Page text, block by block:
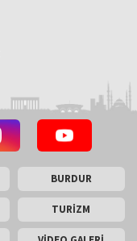
BURDUR
TURİZM